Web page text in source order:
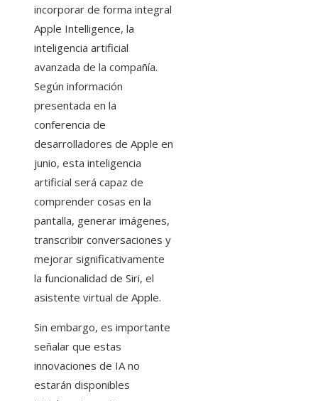
incorporar de forma integral
Apple Intelligence, la
inteligencia artificial
avanzada de la compañía.
Según información
presentada en la
conferencia de
desarrolladores de Apple en
junio, esta inteligencia
artificial será capaz de
comprender cosas en la
pantalla, generar imágenes,
transcribir conversaciones y
mejorar significativamente
la funcionalidad de Siri, el
asistente virtual de Apple.
Sin embargo, es importante
señalar que estas
innovaciones de IA no
estarán disponibles